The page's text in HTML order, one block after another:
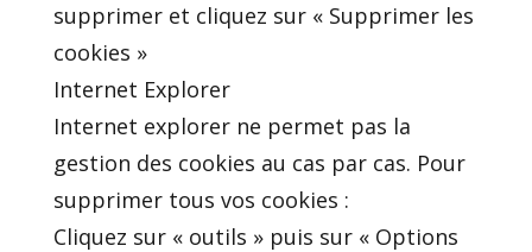
supprimer et cliquez sur « Supprimer les
cookies »
Internet Explorer
Internet explorer ne permet pas la
gestion des cookies au cas par cas. Pour
supprimer tous vos cookies :
Cliquez sur « outils » puis sur « Options